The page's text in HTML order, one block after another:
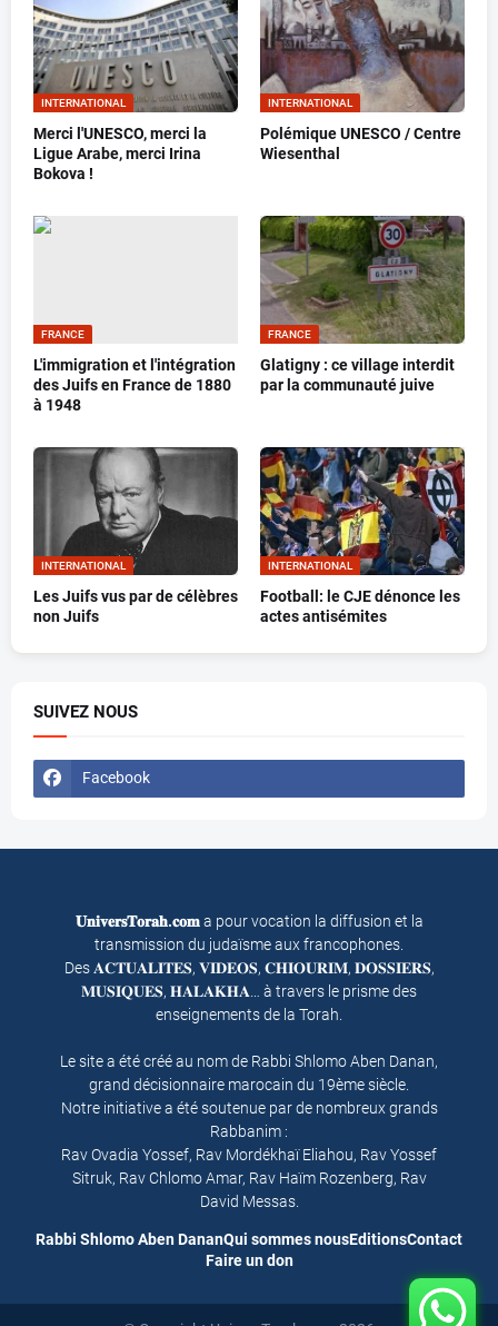
INTERNATIONAL
Merci l'UNESCO, merci la
Ligue Arabe, merci Irina
Bokova !
INTERNATIONAL
Polémique UNESCO / Centre
Wiesenthal
FRANCE
L'immigration et l'intégration
des Juifs en France de 1880
à 1948
FRANCE
Glatigny : ce village interdit
par la communauté juive
INTERNATIONAL
Les Juifs vus par de célèbres
non Juifs
INTERNATIONAL
Football: le CJE dénonce les
actes antisémites
SUIVEZ NOUS
Facebook
𝐔𝐧𝐢𝐯𝐞𝐫𝐬𝐓𝐨𝐫𝐚𝐡.𝐜𝐨𝐦a pour vocation la diffusion et la
transmission du judaïsme aux francophones.
Des 𝐀𝐂𝐓𝐔𝐀𝐋𝐈𝐓𝐄𝐒, 𝐕𝐈𝐃𝐄𝐎𝐒, 𝐂𝐇𝐈𝐎𝐔𝐑𝐈𝐌, 𝐃𝐎𝐒𝐒𝐈𝐄𝐑𝐒,
𝐌𝐔𝐒𝐈𝐐𝐔𝐄𝐒, 𝐇𝐀𝐋𝐀𝐊𝐇𝐀… à travers le prisme des
enseignements de la Torah.
Le site a été créé au nom de Rabbi Shlomo Aben Danan,
grand décisionnaire marocain du 19ème siècle.
Notre initiative a été soutenue par de nombreux grands
Rabbanim :
Rav Ovadia Yossef, Rav Mordékhaï Eliahou, Rav Yossef
Sitruk, Rav Chlomo Amar, Rav Haïm Rozenberg, Rav
David Messas.
Rabbi Shlomo Aben DananQui sommes nousEditionsContact
Faire un don